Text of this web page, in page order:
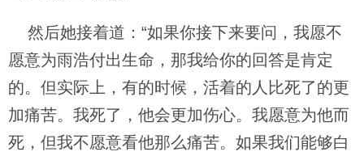
然后她接着道：“如果你接下来要问，我愿不
愿意为雨浩付出生命，那我给你的回答是肯定
的。但实际上，有的时候，活着的人比死了的更
加痛苦。我死了，他会更加伤心。我愿意为他而
死，但我不愿意看他那么痛苦。如果我们能够白